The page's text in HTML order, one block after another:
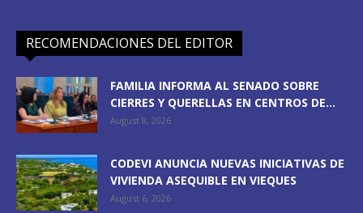
RECOMENDACIONES DEL EDITOR
FAMILIA INFORMA AL SENADO SOBRE
CIERRES Y QUERELLAS EN CENTROS DE...
August 8, 2026
CODEVI ANUNCIA NUEVAS INICIATIVAS DE
VIVIENDA ASEQUIBLE EN VIEQUES
August 6, 2026